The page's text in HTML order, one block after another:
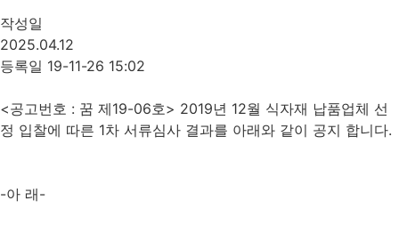
작성일
2025.04.12
등록일 19-11-26 15:02
<공고번호 : 꿈 제19-06호> 2019년 12월 식자재 납품업체 선
정 입찰에 따른 1차 서류심사 결과를 아래와 같이 공지 합니다.
-아 래-